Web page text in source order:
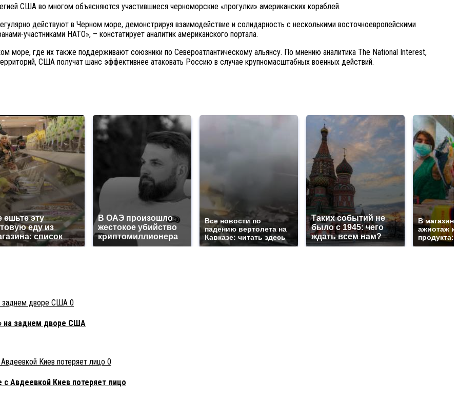
США во многом объясняются участившиеся черноморские «прогулки» американских кораблей.
действуют в Черном море, демонстрируя взаимодействие и солидарность с несколькими восточноевропейскими
участниками НАТО», – констатирует аналитик американского портала.
море, где их также поддерживают союзники по Североатлантическому альянсу. По мнению аналитика The National Interest,
США получат шанс эффективнее атаковать Россию в случае крупномасштабных военных действий.
ешьте эту
еду из
список
В ОАЭ произошло
жестокое убийство
криптомиллионера
Все новости по
падению вертолета на
Кавказе: читать здесь
Таких событий не
было с 1945: чего
ждать всем нам?
В
ажиотаж
продукта:
0
на заднем дворе США
0
Авдеевкой Киев потеряет лицо